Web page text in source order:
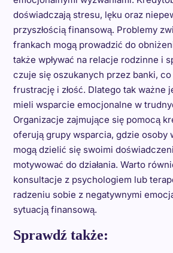
doświadczają stresu, lęku oraz
przyszłością finansową. Problemy
frankach mogą prowadzić do
także wpływać na relacje rodzinne i
czuje się oszukanych przez banki,
frustrację i złość. Dlatego tak ważne
mieli wsparcie emocjonalne w
Organizacje zajmujące się pomocą
oferują grupy wsparcia, gdzie osoby
mogą dzielić się swoimi
motywować do działania. Warto
konsultacje z psychologiem lub
radzeniu sobie z negatywnymi
sytuacją finansową.
Sprawdź także: